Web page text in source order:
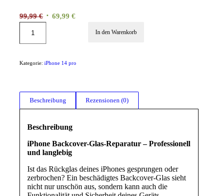
99,99€ Ursprünglicher
69,99€Aktueller
In den Warenkorb
Kategorie:iPhone 14 pro
Beschreibung Rezensionen (0)
Beschreibung
iPhone Backcover-Glas-Reparatur – Professionell
und langlebig
Ist das Rückglas deines iPhones gesprungen oder
zerbrochen? Ein beschädigtes Backcover-Glas sieht
nicht nur unschön aus, sondern kann auch die